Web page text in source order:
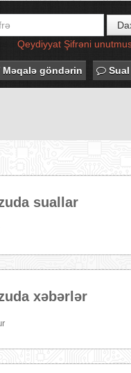
Qeydiyyat Şifrəni
Məqalə göndərin
suallar
xəbərlər